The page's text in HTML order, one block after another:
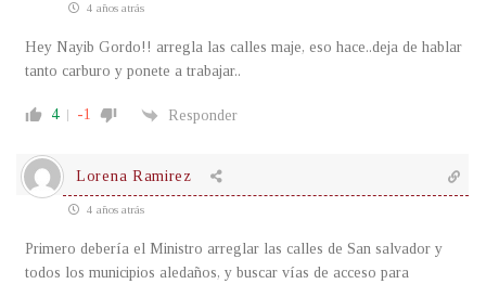
4 años atrás
Hey Nayib Gordo!! arregla las calles maje, eso hace..deja de hablar
tanto carburo y ponete a trabajar..
4 -1 Responder
Lorena Ramirez
4 años atrás
Primero debería el Ministro arreglar las calles de San salvador y
todos los municipios aledaños, y buscar vías de acceso para